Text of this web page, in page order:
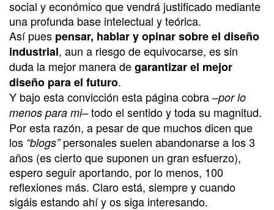
social y económico que vendrá justificado mediante
una profunda base intelectual y teórica.
Así pues pensar, hablar y opinar sobre el diseño
industrial, aun a riesgo de equivocarse, es sin
duda la mejor manera degarantizar el mejor
diseño para el futuro.
Y bajo esta convicción esta página cobra –por lo
menos para mi– todo el sentido y toda su magnitud.
Por esta razón, a pesar de que muchos dicen que
los “blogs”personales suelen abandonarse a los 3
años (es cierto que suponen un gran esfuerzo),
espero seguir aportando, por lo menos, 100
reflexiones más. Claro está, siempre y cuando
sigáis estando ahí y os siga interesando.